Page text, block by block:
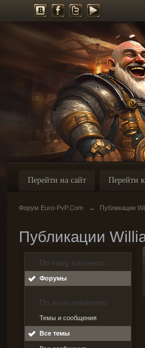
Перейти на сайт Перейти
Форум Euro-PvP.Com → Публикации
Публикации
По типу контента
Форумы
По пользователю
Темы и сообщения
Все темы